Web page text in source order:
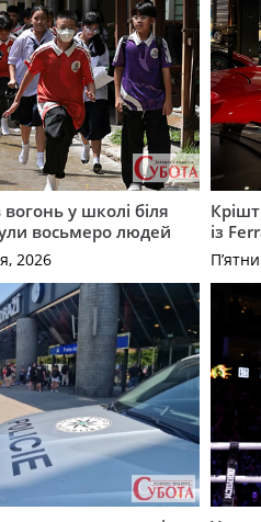
вогонь у школі біля
восьмеро людей
2026
із